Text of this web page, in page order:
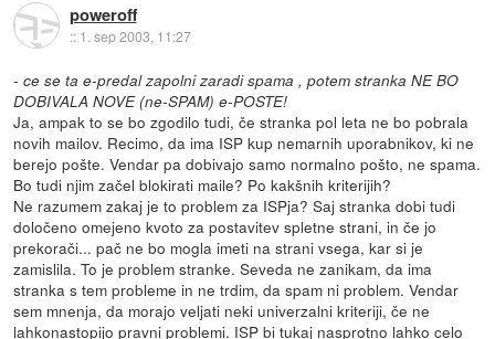
poweroff
:: 1. sep 2003, 11:27
- ce se ta e-predal zapolni zaradi spama , potem stranka NE BO
DOBIVALA NOVE (ne-SPAM) e-POSTE!
Ja, ampak to se bo zgodilo tudi, če stranka pol leta ne bo pobrala
novih mailov. Recimo, da ima ISP kup nemarnih uporabnikov, ki ne
berejo pošte. Vendar pa dobivajo samo normalno pošto, ne spama.
Bo tudi njim začel blokirati maile? Po kakšnih kriterijih?
Ne razumem zakaj je to problem za ISPja? Saj stranka dobi tudi
določeno omejeno kvoto za postavitev spletne strani, in če jo
prekorači... pač ne bo mogla imeti na strani vsega, kar si je
zamislila. To je problem stranke. Seveda ne zanikam, da ima
stranka s tem probleme in ne trdim, da spam ni problem. Vendar
sem mnenja, da morajo veljati neki univerzalni kriteriji, če ne
lahkonastopijo pravni problemi. ISP bi tukaj nasprotno lahko celo